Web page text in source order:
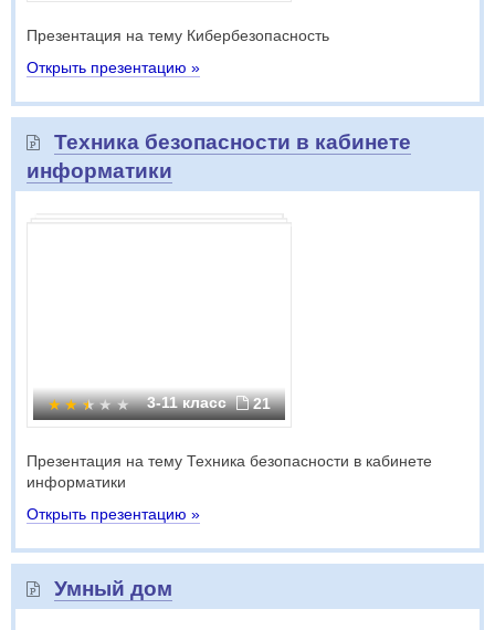
Презентация на тему Кибербезопасность
Открыть презентацию »
Техника безопасности в кабинете
информатики
3-11 класс 21
Презентация на тему Техника безопасности в кабинете
информатики
Открыть презентацию »
Умный дом